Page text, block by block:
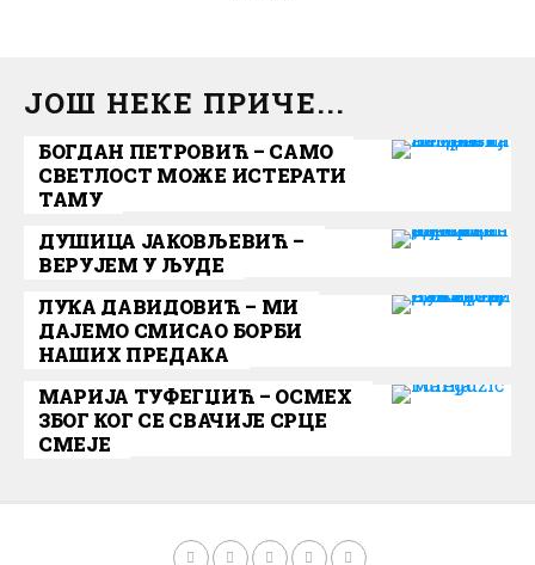
ЈОШ НЕКЕ ПРИЧЕ...
БОГДАН ПЕТРОВИЋ – САМО
СВЕТЛОСТ МОЖЕ ИСТЕРАТИ
ТАМУ
ДУШИЦА ЈАКОВЉЕВИЋ –
ВЕРУЈЕМ У ЉУДЕ
ЛУКА ДАВИДОВИЋ – МИ
ДАЈЕМО СМИСАО БОРБИ
НАШИХ ПРЕДАКА
МАРИЈА ТУФЕГЏИЋ – ОСМЕХ
ЗБОГ КОГ СЕ СВАЧИЈЕ СРЦЕ
СМЕЈЕ